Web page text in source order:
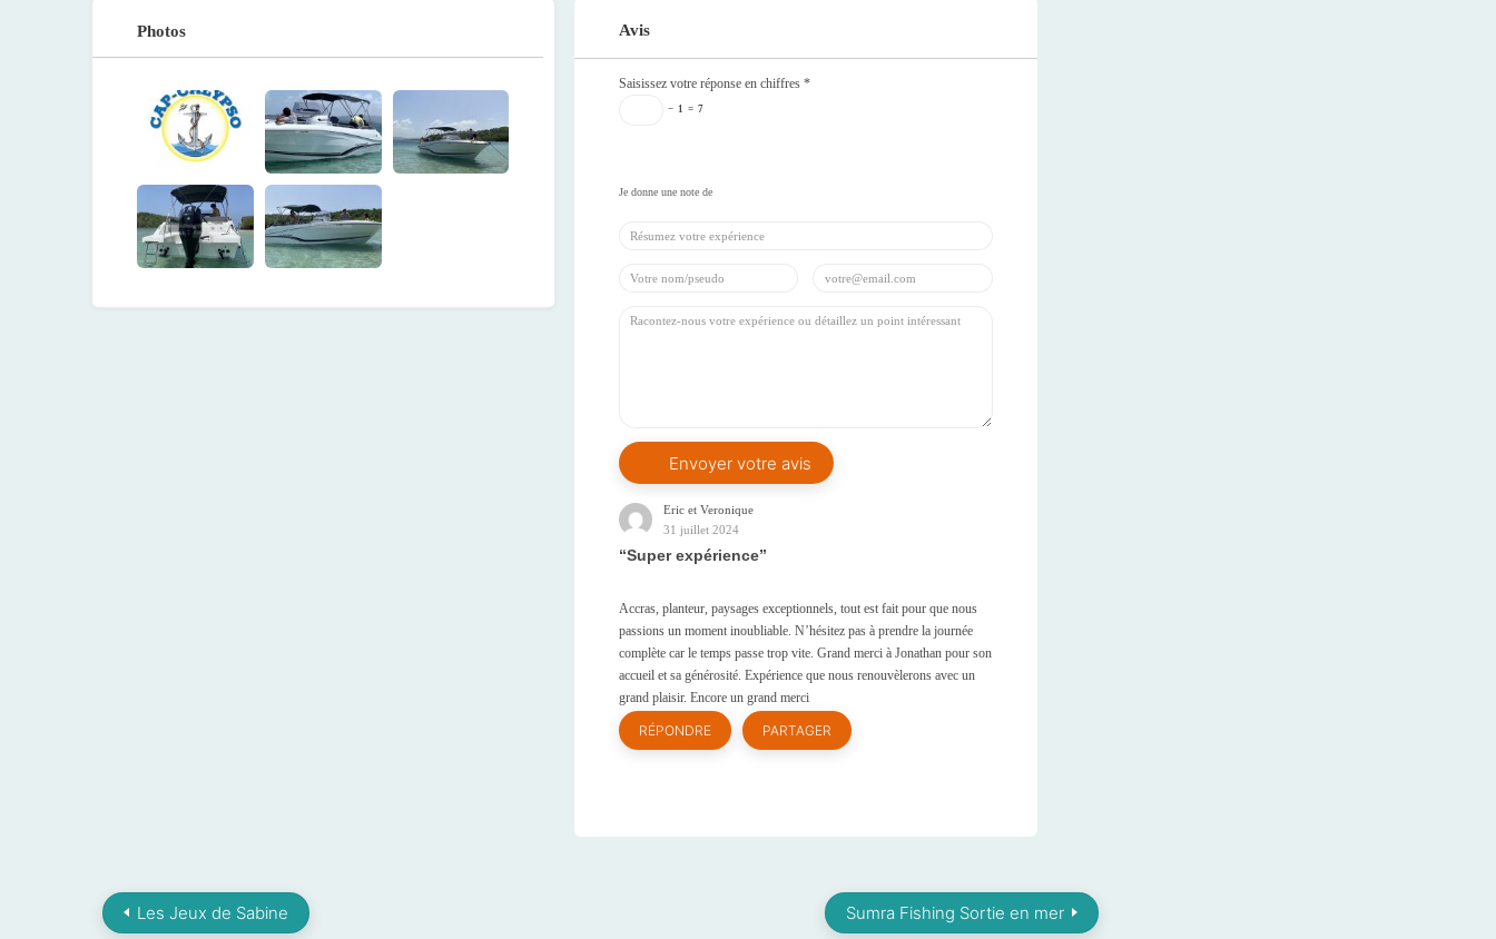
Photos Avis
Saisissez votre réponse en chiffres*
− 1 = 7
Eric et Veronique
31 juillet 2024
Super expérience
Accras, planteur, paysages exceptionnels, tout est fait pour que nous
passions un moment inoubliable. N’hésitez pas à prendre la journée
complète car le temps passe trop vite. Grand merci à Jonathan pour son
accueil et sa générosité. Expérience que nous renouvèlerons avec un
grand plaisir. Encore un grand merci
RÉPONDRE PARTAGER
Les Jeux de Sabine Sumra Fishing Sortie en mer